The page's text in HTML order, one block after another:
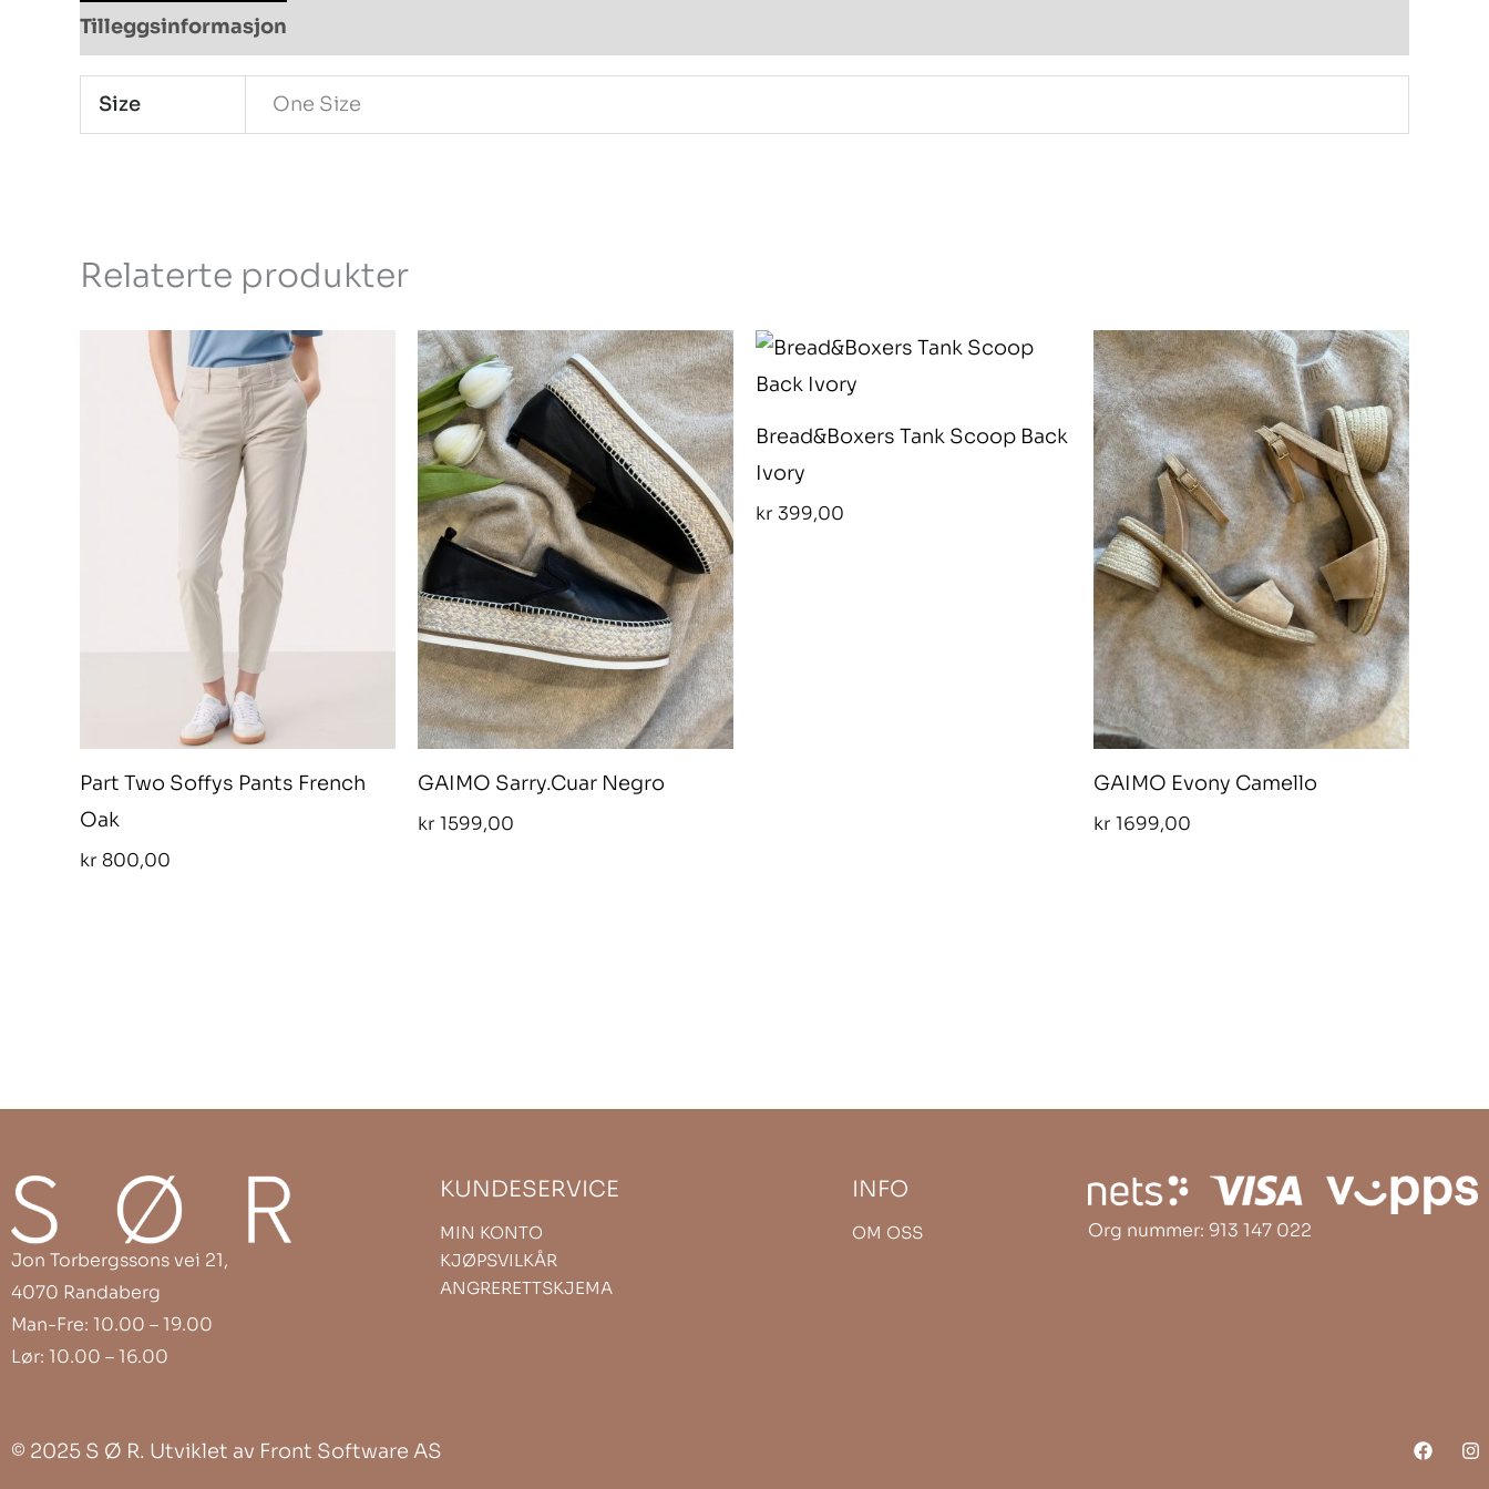
Tilleggsinformasjon
Size One Size
Relaterte produkter
Part Two Soffys Pants French
Oak
kr 800,00
GAIMO Sarry.Cuar Negro
kr 1599,00
Bread&Boxers Tank Scoop Back
Ivory
kr 399,00
GAIMO Evony Camello
kr 1699,00
Jon Torbergssons vei 21,
4070 Randaberg
Man-Fre: 10.00 – 19.00
Lør: 10.00 – 16.00
KUNDESERVICE
MIN KONTO
KJØPSVILKÅR
ANGRERETTSKJEMA
INFO
OM OSS Org nummer: 913 147 022
© 2025 S Ø R. Utviklet av Front Software AS
F
a
I
n